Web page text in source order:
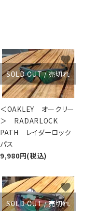
SOLD OUT / 売切れ
＜OAKLEY オークリー
＞ RADARLOCK
PATH レイダーロック
パス
9,980円(税込)
favorite
SOLD OUT / 売切れ
favorite